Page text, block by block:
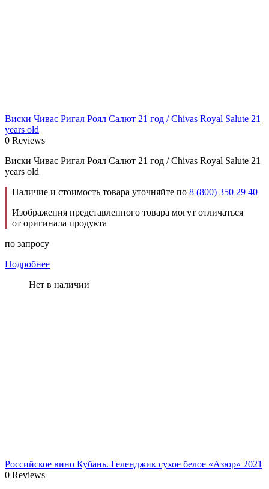
Виски Чивас Ригал Роял Салют 21 год / Chivas Royal Salute 21
years old
0 Reviews
Виски Чивас Ригал Роял Салют 21 год / Chivas Royal Salute 21
years old
Наличие и стоимость товара уточняйте по 8 (800) 350 29 40
Изображения представленного товара могут отличаться
от оригинала продукта
по запросу
Подробнее
Нет в наличии
Российское вино Кубань. Геленджик сухое белое «Азюр» 2021
0 Reviews